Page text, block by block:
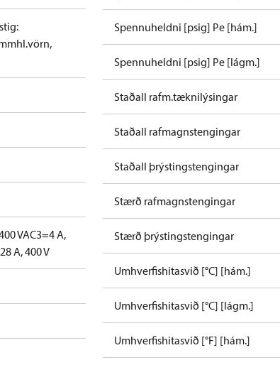
VAC3=4 A,
A, 400 V
Spennuheldni [psig] Pe [hám.]
Spennuheldni [psig] Pe [lágm.]
Staðall rafm.tæknilýsingar
Staðall rafmagnstengingar
Staðall þrýstingstengingar
Stærð rafmagnstengingar
Stærð þrýstingstengingar
Umhverfishitasvið [°C] [hám.]
Umhverfishitasvið [°C] [lágm.]
Umhverfishitasvið [°F] [hám.]